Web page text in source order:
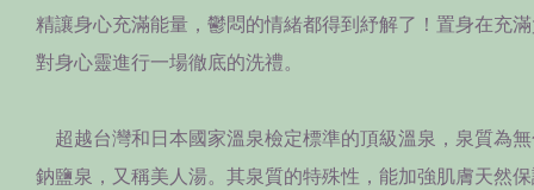
精讓身心充滿能量，鬱悶的情緒都得到紓解了！置身在充
對身心靈進行一場徹底的洗禮。
超越台灣和日本國家溫泉檢定標準的頂級溫泉，泉質為
鈉鹽泉，又稱美人湯。其泉質的特殊性，能加強肌膚天然